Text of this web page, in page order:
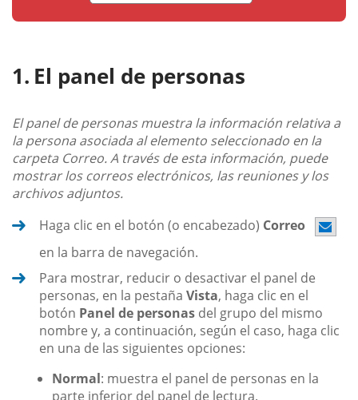
El panel de personas
El panel de personas muestra la información relativa a
la persona asociada al elemento seleccionado en la
carpeta Correo. A través de esta información, puede
mostrar los correos electrónicos, las reuniones y los
archivos adjuntos.
Haga clic en el botón (o encabezado) Correo
en la barra de navegación.
Para mostrar, reducir o desactivar el panel de
personas, en la pestaña Vista, haga clic en el
botón Panel de personas del grupo del mismo
nombre y, a continuación, según el caso, haga clic
en una de las siguientes opciones:
Normal: muestra el panel de personas en la
parte inferior del panel de lectura.